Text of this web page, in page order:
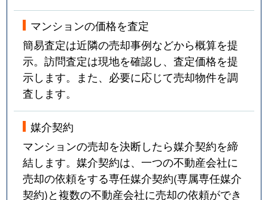
マンションの価格を査定
簡易査定は近隣の売却事例などから概算を提
示。訪問査定は現地を確認し、査定価格を提
示します。また、必要に応じて売却物件を調
査します。
媒介契約
マンションの売却を決断したら媒介契約を締
結します。媒介契約は、一つの不動産会社に
売却の依頼をする専任媒介契約(専属専任媒介
契約)と複数の不動産会社に売却の依頼ができ